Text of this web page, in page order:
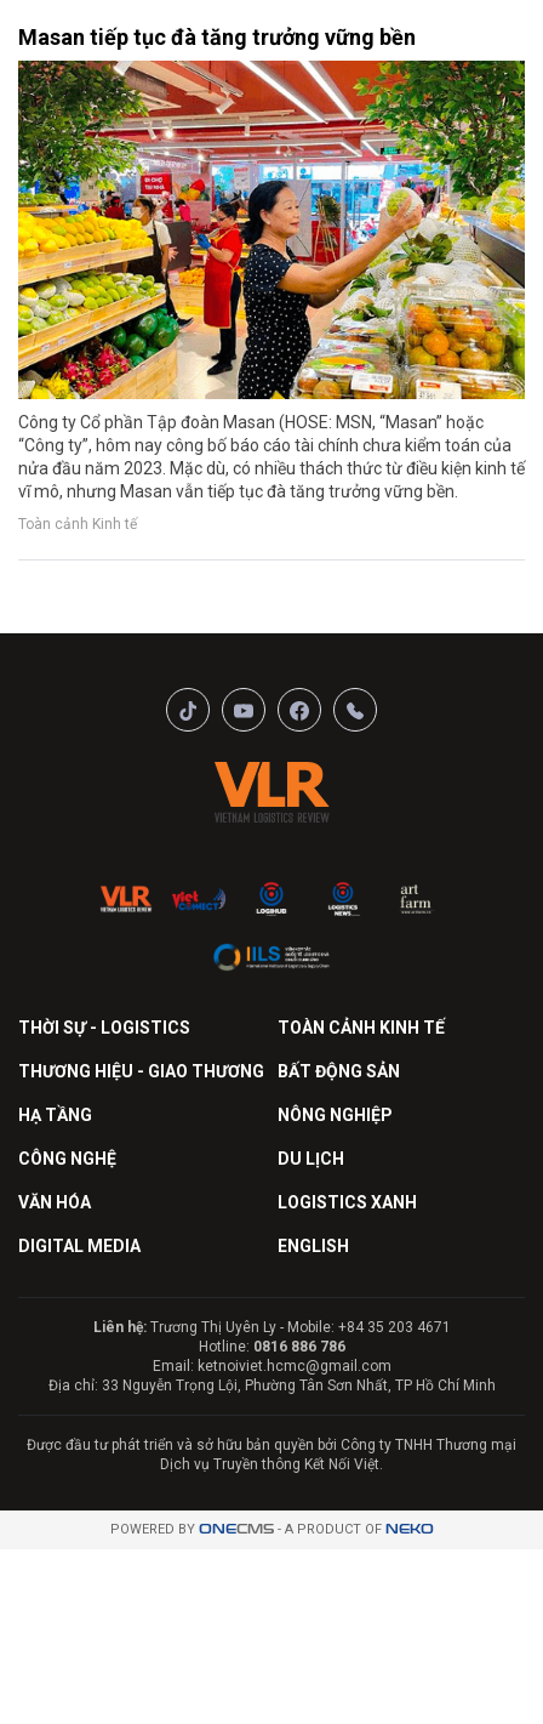
Masan tiếp tục đà tăng trưởng vững bền
Công ty Cổ phần Tập đoàn Masan (HOSE: MSN, “Masan” hoặc
“Công ty”, hôm nay công bố báo cáo tài chính chưa kiểm toán của
nửa đầu năm 2023. Mặc dù, có nhiều thách thức từ điều kiện kinh tế
vĩ mô, nhưng Masan vẫn tiếp tục đà tăng trưởng vững bền.
Toàn cảnh Kinh tế
THỜI SỰ - LOGISTICS TOÀN CẢNH KINH TẾ
THƯƠNG HIỆU - GIAO THƯƠNG BẤT ĐỘNG SẢN
HẠ TẦNG NÔNG NGHIỆP
CÔNG NGHỆ DU LỊCH
VĂN HÓA LOGISTICS XANH
DIGITAL MEDIA ENGLISH
Liên hệ:Trương Thị Uyên Ly - Mobile: +84 35 203 4671
Hotline: 0816 886 786
Email: ketnoiviet.hcmc@gmail.com
Địa chỉ: 33 Nguyễn Trọng Lội, Phường Tân Sơn Nhất, TP Hồ Chí Minh
Được đầu tư phát triển và sở hữu bản quyền bởi Công ty TNHH Thương mại
Dịch vụ Truyền thông Kết Nối Việt.
POWERED BY ONECMS- A PRODUCT OF NEKO